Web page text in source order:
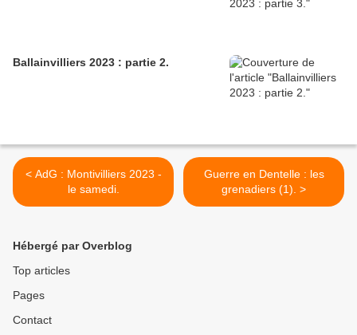
Ballainvilliers 2023 : partie 2.
< AdG : Montivilliers 2023 -
le samedi.
Guerre en Dentelle : les
grenadiers (1). >
Hébergé par Overblog
Top articles
Pages
Contact